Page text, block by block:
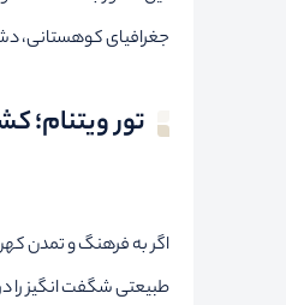
جغرافیای کوهستانی،
تور
اگر به فرهنگ و تمدن
طبیعتی شگفت انگیز را